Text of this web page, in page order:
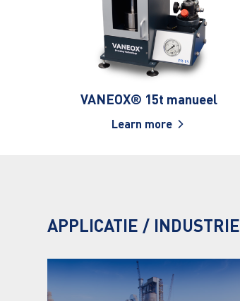
VANEOX® 15t manueel
Learn more
APPLICATIE / INDUSTRIE